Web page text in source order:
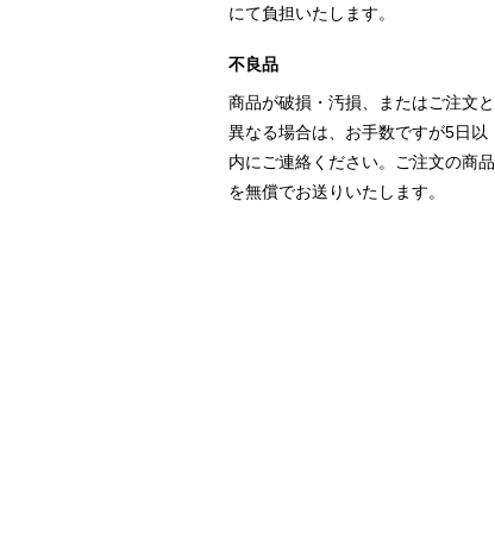
にて負担いたします。
不良品
商品が破損・汚損、またはご注文と
異なる場合は、お手数ですが5日以
内にご連絡ください。ご注文の商品
を無償でお送りいたします。